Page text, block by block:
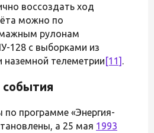
воссоздать ход
можно по
рулонам
128 с выборками из
телеметрии [11] .
по программе «Энергия-
а 25 мая 1993